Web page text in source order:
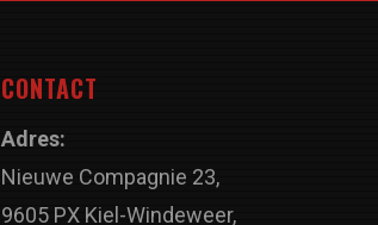
CONTACT
Adres:
Nieuwe Compagnie 23,
9605 PX Kiel-Windeweer,